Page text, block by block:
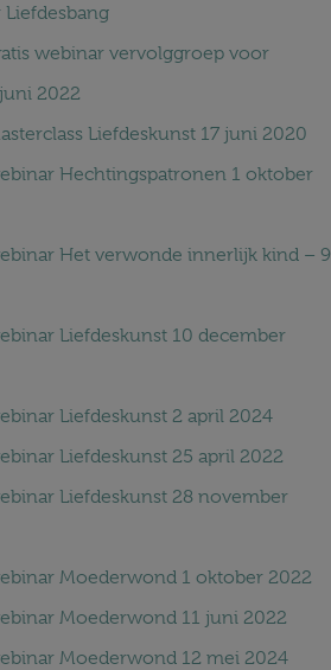
Liefdesbang
webinar vervolggroep voor
2022
Liefdeskunst 17 juni 2020
Hechtingspatronen 1 oktober
Het verwonde innerlijk kind – 9
Liefdeskunst 10 december
Liefdeskunst 2 april 2024
Liefdeskunst 25 april 2022
Liefdeskunst 28 november
Moederwond 1 oktober 2022
Moederwond 11 juni 2022
Moederwond 12 mei 2024